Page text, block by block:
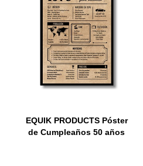
EQUIK PRODUCTS Póster
de Cumpleaños 50 años